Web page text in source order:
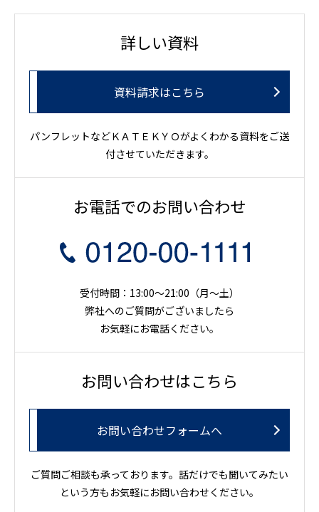
詳しい資料
資料請求はこちら
パンフレットなどＫＡＴＥＫＹＯがよくわかる資料をご送
付させていただきます。
お電話でのお問い合わせ
受付時間：13:00～21:00（月〜土）
弊社へのご質問がございましたら
お気軽にお電話ください。
お問い合わせはこちら
お問い合わせフォームへ
ご質問ご相談も承っております。話だけでも聞いてみたい
という方もお気軽にお問い合わせください。